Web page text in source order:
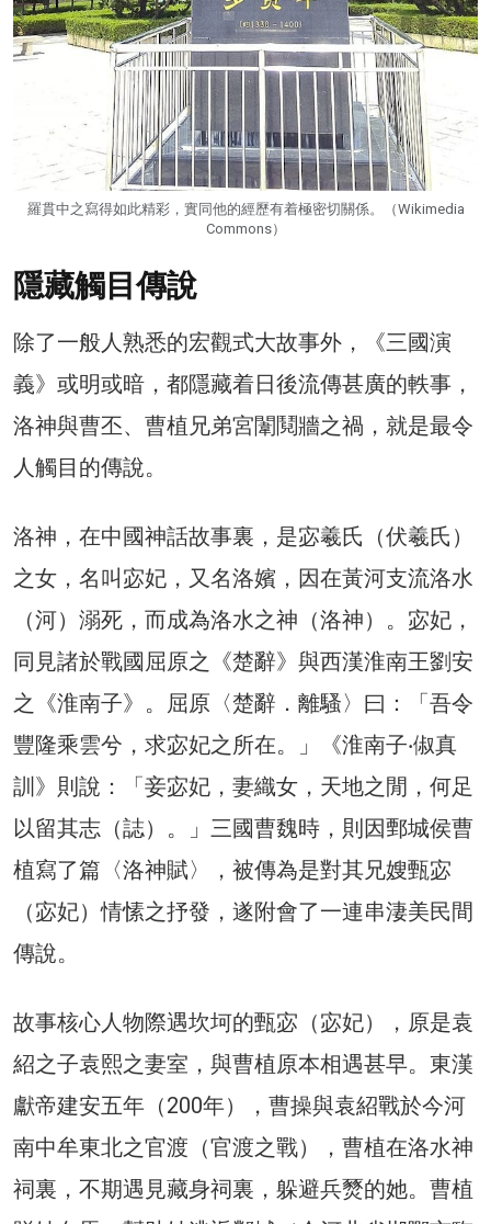
羅貫中之寫得如此精彩，實同他的經歷有着極密切關係。（Wikimedia
Commons）
隱藏觸目傳說
除了一般人熟悉的宏觀式大故事外，《三國演
義》或明或暗，都隱藏着日後流傳甚廣的軼事，
洛神與曹丕、曹植兄弟宮闈鬩牆之禍，就是最令
人觸目的傳說。
洛神，在中國神話故事裏，是宓羲氏（伏羲氏）
之女，名叫宓妃，又名洛嬪，因在黃河支流洛水
（河）溺死，而成為洛水之神（洛神）。宓妃，
同見諸於戰國屈原之《楚辭》與西漢淮南王劉安
之《淮南子》。屈原〈楚辭．離騷〉曰：「吾令
豐隆乘雲兮，求宓妃之所在。」《淮南子‧俶真
訓》則說：「妾宓妃，妻織女，天地之閒，何足
以留其志（誌）。」三國曹魏時，則因鄄城侯曹
植寫了篇〈洛神賦〉，被傳為是對其兄嫂甄宓
（宓妃）情愫之抒發，遂附會了一連串淒美民間
傳說。
故事核心人物際遇坎坷的甄宓（宓妃），原是袁
紹之子袁熙之妻室，與曹植原本相遇甚早。東漢
獻帝建安五年（200年），曹操與袁紹戰於今河
南中牟東北之官渡（官渡之戰），曹植在洛水神
祠裏，不期遇見藏身祠裏，躲避兵燹的她。曹植